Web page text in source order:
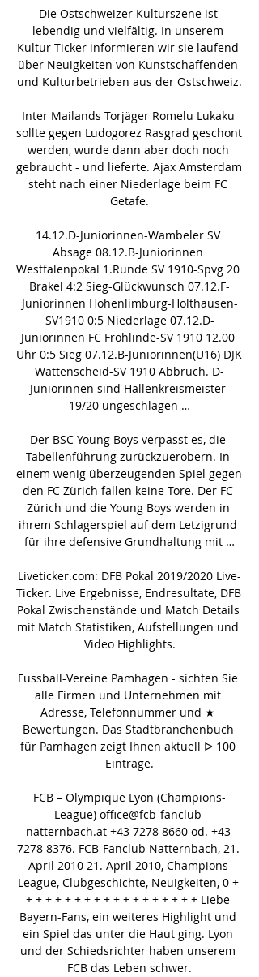
Die Ostschweizer Kulturszene ist
lebendig und vielfältig. In unserem
Kultur-Ticker informieren wir sie laufend
über Neuigkeiten von Kunstschaffenden
und Kulturbetrieben aus der Ostschweiz.
Inter Mailands Torjäger Romelu Lukaku
sollte gegen Ludogorez Rasgrad geschont
werden, wurde dann aber doch noch
gebraucht - und lieferte. Ajax Amsterdam
steht nach einer Niederlage beim FC
Getafe.
14.12.D-Juniorinnen-Wambeler SV
Absage 08.12.B-Juniorinnen
Westfalenpokal 1.Runde SV 1910-Spvg 20
Brakel 4:2 Sieg-Glückwunsch 07.12.F-
Juniorinnen Hohenlimburg-Holthausen-
SV1910 0:5 Niederlage 07.12.D-
Juniorinnen FC Frohlinde-SV 1910 12.00
Uhr 0:5 Sieg 07.12.B-Juniorinnen(U16) DJK
Wattenscheid-SV 1910 Abbruch. D-
Juniorinnen sind Hallenkreismeister
19/20 ungeschlagen …
Der BSC Young Boys verpasst es, die
Tabellenführung zurückzuerobern. In
einem wenig überzeugenden Spiel gegen
den FC Zürich fallen keine Tore. Der FC
Zürich und die Young Boys werden in
ihrem Schlagerspiel auf dem Letzigrund
für ihre defensive Grundhaltung mit …
Liveticker.com: DFB Pokal 2019/2020 Live-
Ticker. Live Ergebnisse, Endresultate, DFB
Pokal Zwischenstände und Match Details
mit Match Statistiken, Aufstellungen und
Video Highlights.
Fussball-Vereine Pamhagen - sichten Sie
alle Firmen und Unternehmen mit
Adresse, Telefonnummer und ★
Bewertungen. Das Stadtbranchenbuch
für Pamhagen zeigt Ihnen aktuell ᐅ 100
Einträge.
FCB – Olympique Lyon (Champions-
League) office@fcb-fanclub-
natternbach.at +43 7278 8660 od. +43
7278 8376. FCB-Fanclub Natternbach, 21.
April 2010 21. April 2010, Champions
League, Clubgeschichte, Neuigkeiten, 0 +
+ + + + + + + + + + + + + + + + + + Liebe
Bayern-Fans, ein weiteres Highlight und
ein Spiel das unter die Haut ging. Lyon
und der Schiedsrichter haben unserem
FCB das Leben schwer.